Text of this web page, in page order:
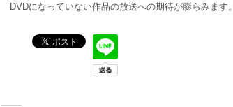
DVDになっていない作品の放送への期待が膨らみます。